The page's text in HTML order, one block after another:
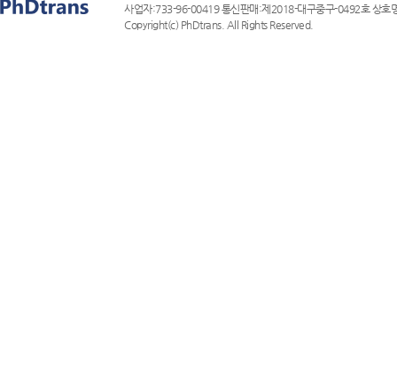
사업자:733-96-00419 통신판매:제2018-대구중구-0492호 상호
Copyright(c) PhDtrans. All Rights Reserved.